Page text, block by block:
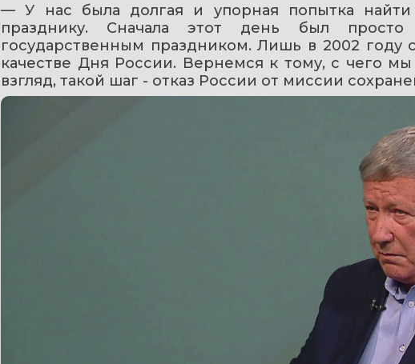
— У нас была долгая и упорная попытка найти
празднику. Сначала этот день был
государственным праздником. Лишь в 2002 году
качестве Дня России. Вернемся к тому, с чего
взгляд, такой шаг - отказ России от миссии